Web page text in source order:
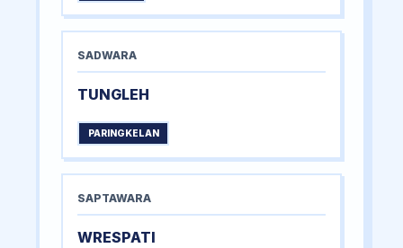
SADWARA
TUNGLEH
PARINGKELAN
SAPTAWARA
WRESPATI